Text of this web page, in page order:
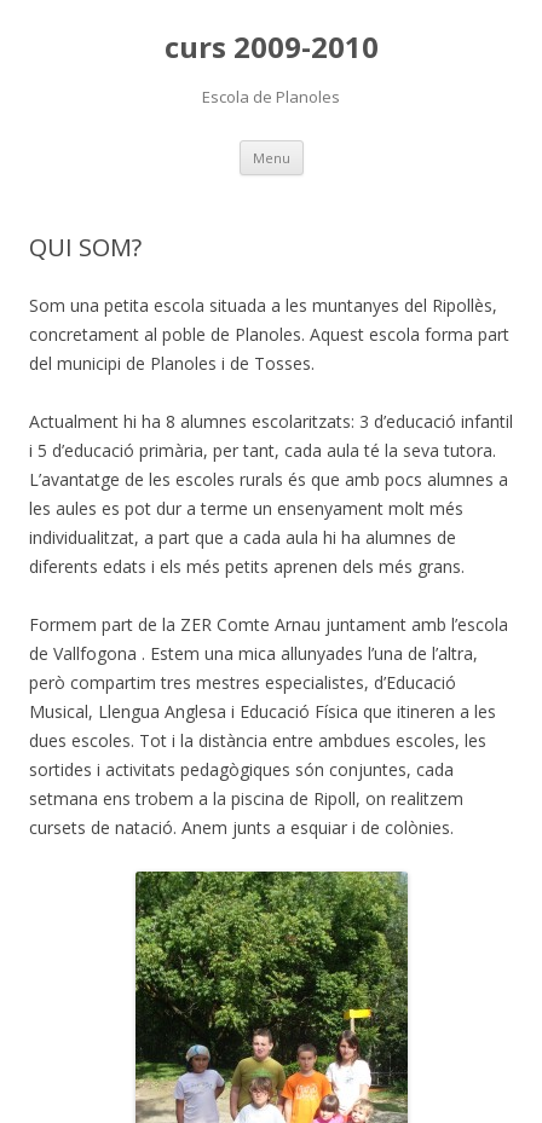
curs 2009-2010
Escola de Planoles
Menu Skip
content
QUI SOM?
Som una petita escola situada a les muntanyes del Ripollès,
concretament al poble de Planoles. Aquest escola forma part
del municipi de Planoles i de Tosses.
Actualment hi ha 8 alumnes escolaritzats: 3 d’educació infantil
i 5 d’educació primària, per tant, cada aula té la seva tutora.
L’avantatge de les escoles rurals és que amb pocs alumnes a
les aules es pot dur a terme un ensenyament molt més
individualitzat, a part que a cada aula hi ha alumnes de
diferents edats i els més petits aprenen dels més grans.
Formem part de la ZER Comte Arnau juntament amb l’escola
de Vallfogona . Estem una mica allunyades l’una de l’altra,
però compartim tres mestres especialistes, d’Educació
Musical, Llengua Anglesa i Educació Física que itineren a les
dues escoles. Tot i la distància entre ambdues escoles, les
sortides i activitats pedagògiques són conjuntes, cada
setmana ens trobem a la piscina de Ripoll, on realitzem
cursets de natació. Anem junts a esquiar i de colònies.